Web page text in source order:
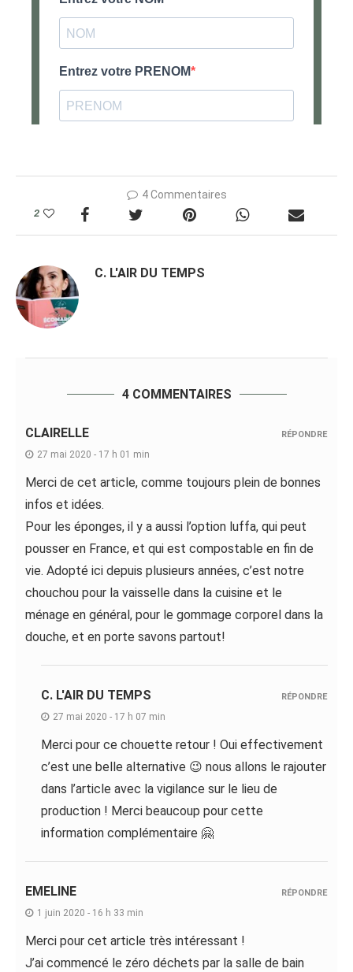
4 Commentaires
2
C. L'AIR DU TEMPS
4 COMMENTAIRES
CLAIRELLE
27 mai 2020 - 17 h 01 min
Merci de cet article, comme toujours plein de bonnes
infos et idées.
Pour les éponges, il y a aussi l’option luffa, qui peut
pousser en France, et qui est compostable en fin de
vie. Adopté ici depuis plusieurs années, c’est notre
chouchou pour la vaisselle dans la cuisine et le
ménage en général, pour le gommage corporel dans la
douche, et en porte savons partout!
RÉPONDRE
C. L'AIR DU TEMPS
27 mai 2020 - 17 h 07 min
Merci pour ce chouette retour ! Oui effectivement
c’est une belle alternative 😉 nous allons le rajouter
dans l’article avec la vigilance sur le lieu de
production ! Merci beaucoup pour cette
information complémentaire 🤗
RÉPONDRE
EMELINE
1 juin 2020 - 16 h 33 min
Merci pour cet article très intéressant !
J’ai commencé le zéro déchets par la salle de bain
RÉPONDRE